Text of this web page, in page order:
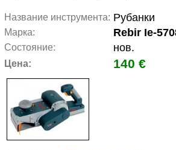
Название инструмента: Рубанки
Марка: Rebir Ie-
Состояние: нов.
Цена: 140 €